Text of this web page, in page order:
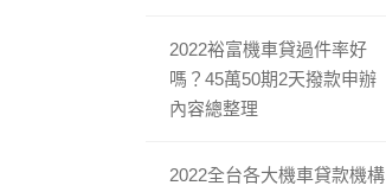
2022裕富機車貸過件率好
嗎？45萬50期2天撥款申辦
內容總整理
2022全台各大機車貸款機構